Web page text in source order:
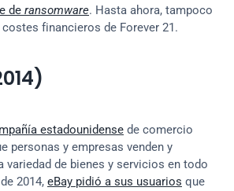
de ransomware. Hasta ahora, tampoco
financieros de Forever 21.
estadounidense de comercio
personas y empresas venden y
variedad de bienes y servicios en todo
2014, eBay pidió a sus usuarios que